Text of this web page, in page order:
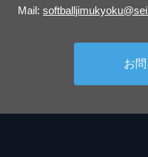
Mail:
お